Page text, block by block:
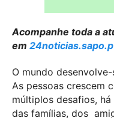
Acompanhe toda a
em
O mundo
As pessoas crescem
múltiplos desafios,
das famílias, dos